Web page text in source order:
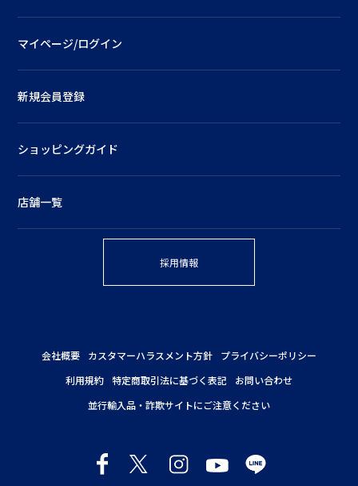
マイページ/ログイン
新規会員登録
ショッピングガイド
店舗一覧
採用情報
会社概要 カスタマーハラスメント方針
プライバシーポリシー
利用規約 特定商取引法に基づく表記
お問い合わせ
並行輸入品・詐欺サイトにご注意ください